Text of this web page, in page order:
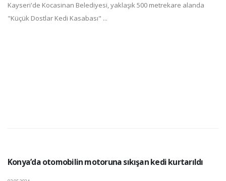
Kayseri'de Kocasinan Belediyesi, yaklaşık 500 metrekare alanda
"Küçük Dostlar Kedi Kasabası" ...
Konya’da otomobilin motoruna sıkışan kedi kurtarıldı